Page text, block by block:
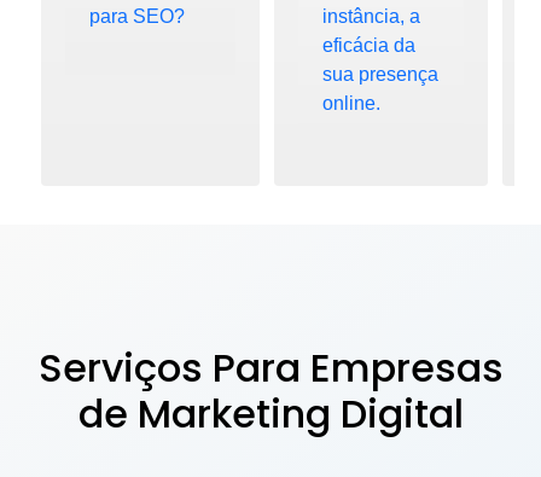
para SEO?
instância, a
eficácia da
sua presença
online.
Serviços Para Empresas
de Marketing Digital